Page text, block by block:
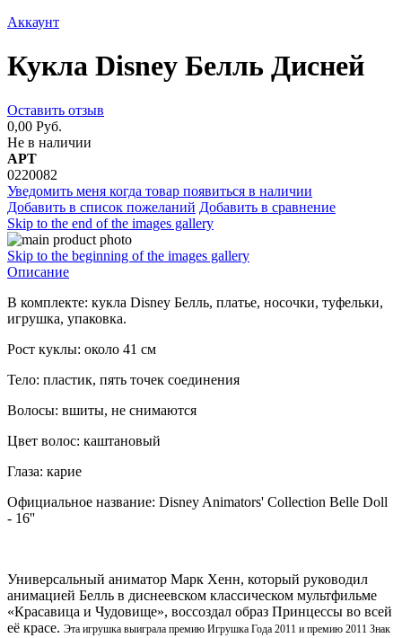
Аккаунт
Кукла Disney Белль Дисней
Оставить отзыв
0,00 Руб.
Не в наличии
АРТ
0220082
Уведомить меня когда товар появиться в наличии
Добавить в список пожеланий Добавить в сравнение
Skip to the end of the images gallery
Skip to the beginning of the images gallery
Описание
В комплекте: кукла Disney Белль, платье, носочки, туфельки,
игрушка, упаковка.
Рост куклы: около 41 см
Тело: пластик, пять точек соединения
Волосы: вшиты, не снимаются
Цвет волос: каштановый
Глаза: карие
Официальное название: Disney Animators' Collection Belle Doll
- 16''
Универсальный аниматор Марк Хенн, который руководил
анимацией Белль в диснеевском классическом мультфильме
«Красавица и Чудовище», воссоздал образ Принцессы во всей
её красе. Эта игрушка выиграла премию Игрушка Года 2011 и премию 2011 Знак